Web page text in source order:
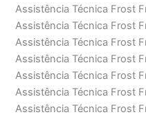
Assistência Técnica Frost
Assistência Técnica Frost
Assistência Técnica Frost
Assistência Técnica Frost
Assistência Técnica Frost
Assistência Técnica Frost
Assistência Técnica Frost